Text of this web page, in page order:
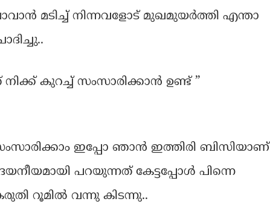
മടിച്ച് നിന്നവളോട് മുഖമുയർത്തി എന്താ
കുറച്ച് സംസാരിക്കാൻ ഉണ്ട് ”
ഇപ്പോ ഞാൻ ഇത്തിരി ബിസിയാണ്
പറയുന്നത് കേട്ടപ്പോൾ പിന്നെ
റൂമിൽ വന്നു കിടന്നു..